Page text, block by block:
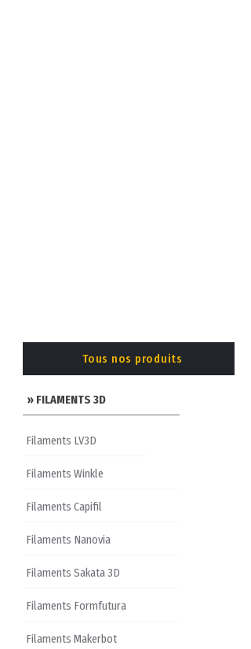
Tous nos produits
» FILAMENTS 3D
Filaments LV3D
Filaments Winkle
Filaments Capifil
Filaments Nanovia
Filaments Sakata 3D
Filaments Formfutura
Filaments Makerbot